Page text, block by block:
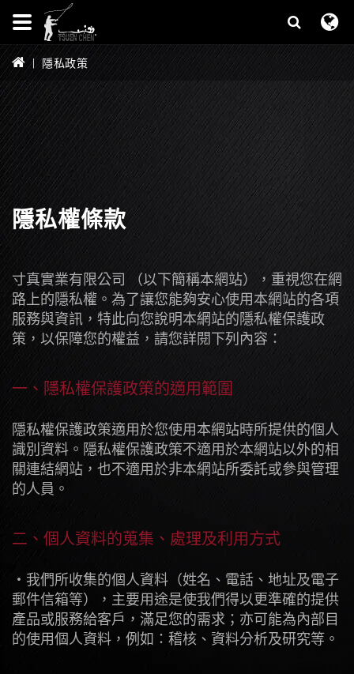
隱私政策
隱私權條款
寸真實業有限公司 （以下簡稱本網站），重視您在網
路上的隱私權。為了讓您能夠安心使用本網站的各項
服務與資訊，特此向您說明本網站的隱私權保護政
策，以保障您的權益，請您詳閱下列內容：
一、隱私權保護政策的適用範圍
隱私權保護政策適用於您使用本網站時所提供的個人
識別資料。隱私權保護政策不適用於本網站以外的相
關連結網站，也不適用於非本網站所委託或參與管理
的人員。
二、個人資料的蒐集、處理及利用方式
・我們所收集的個人資料（姓名、電話、地址及電子
郵件信箱等），主要用途是使我們得以更準確的提供
產品或服務給客戶，滿足您的需求；亦可能為內部目
的使用個人資料，例如：稽核、資料分析及研究等。